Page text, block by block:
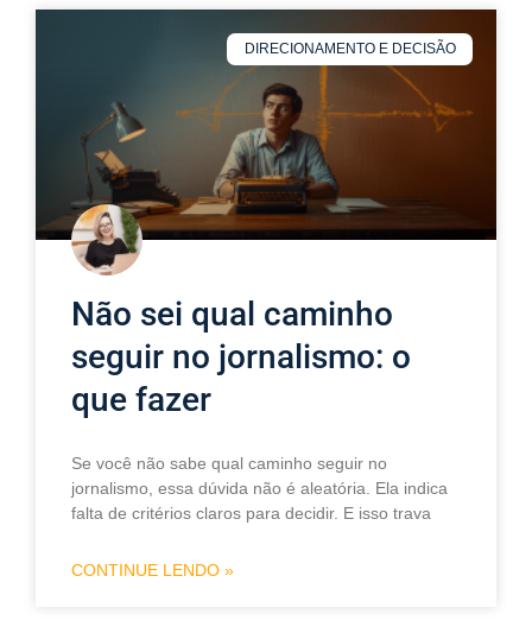
DIRECIONAMENTO E DECISÃO
Não sei qual caminho
seguir no jornalismo: o
que fazer
Se você não sabe qual caminho seguir no
jornalismo, essa dúvida não é aleatória. Ela indica
falta de critérios claros para decidir. E isso trava
CONTINUE LENDO »